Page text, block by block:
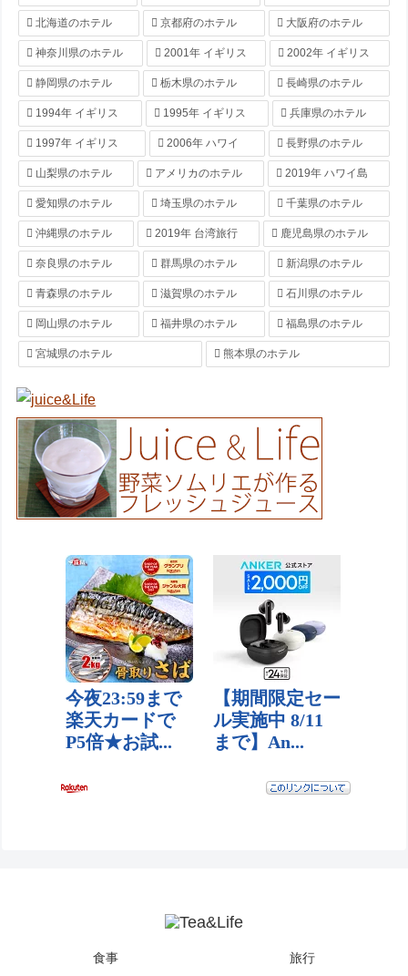
北海道のホテル 京都府のホテル 大阪府のホテル
神奈川県のホテル 2001年 イギリス 2002年 イギリス
静岡県のホテル 栃木県のホテル 長崎県のホテル
1994年 イギリス 1995年 イギリス 兵庫県のホテル
1997年 イギリス 2006年 ハワイ 長野県のホテル
山梨県のホテル アメリカのホテル 2019年 ハワイ島
愛知県のホテル 埼玉県のホテル 千葉県のホテル
沖縄県のホテル 2019年 台湾旅行 鹿児島県のホテル
奈良県のホテル 群馬県のホテル 新潟県のホテル
青森県のホテル 滋賀県のホテル 石川県のホテル
岡山県のホテル 福井県のホテル 福島県のホテル
宮城県のホテル 熊本県のホテル
食事 旅行